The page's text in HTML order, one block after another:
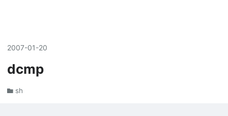
2007-01-20
dcmp
sh